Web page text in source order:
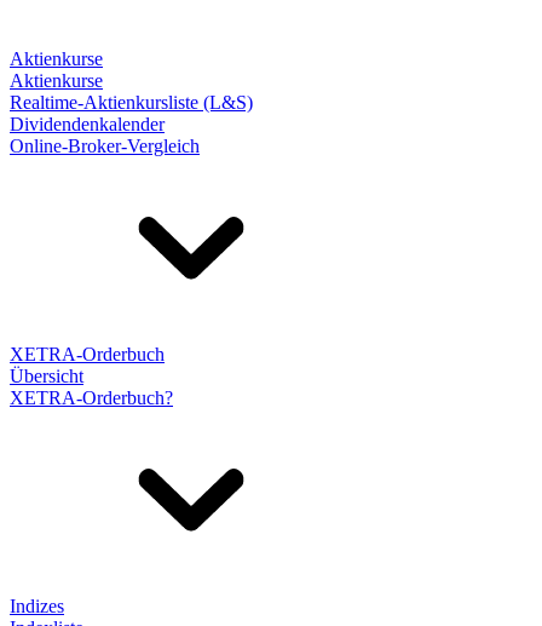
Aktienkurse
Aktienkurse
Realtime-Aktienkursliste (L&S)
Dividendenkalender
Online-Broker-Vergleich
XETRA-Orderbuch
Übersicht
XETRA-Orderbuch?
Indizes